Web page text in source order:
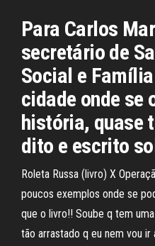
Para Carlos
secretário de
Social e
cidade onde se
história, quase
dito e escrito
Roleta Russa (livro) X
poucos exemplos onde se
que o livro!! Soube q tem
tão arrastado q eu nem vou